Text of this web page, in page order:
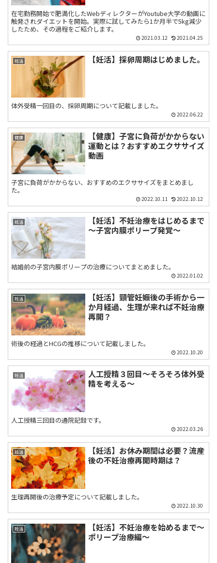
在宅勤務開始で肥満化したWebディレクターがYoutube大学の動画に
触発されダイエットを開始。実際に試してみたら1か月半で5kg減少
したため、その過程をご紹介します。
2021.03.12 2021.04.25
妊活 【妊活】採卵周期はじめました。
体外受精一回目の、採卵周期について記載しました。
2022.06.22
健康
【健康】子宮に負荷がかからない
運動とは？おすすめエクササイズ
動画
子宮に負荷がかからない、おすすめのエクササイズをまとめまし
た。
2022.10.11 2022.10.12
妊活
【妊活】不妊治療をはじめるまで
～子宮内膜ポリープ発覚～
結婚前の子宮内膜ポリープの治療についてまとめました。
2022.01.02
妊活
【妊活】頸管妊娠後の手術から一
か月経過、生理が来れば不妊治療
再開？
術後の経過とHCGの推移について記載しました。
2022.10.20
妊活
人工授精３回目～そろそろ体外受
精を考える～
人工授精三回目の通院記録です。
2022.03.26
妊活
【妊活】お休み期間は必要？流産
後の不妊治療再開時期は？
生理再開後の治療予定について記載しました。
2022.10.30
妊活
【妊活】不妊治療を始めるまで〜
ポリープ治療編〜